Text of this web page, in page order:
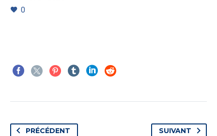
0
PRÉCÉDENT SUIVANT